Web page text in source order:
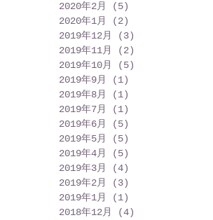
2020年2月
(5)
2020年1月
(2)
2019年12月
(3)
2019年11月
(2)
2019年10月
(5)
2019年9月
(1)
2019年8月
(1)
2019年7月
(1)
2019年6月
(5)
2019年5月
(5)
2019年4月
(5)
2019年3月
(4)
2019年2月
(3)
2019年1月
(1)
2018年12月
(4)